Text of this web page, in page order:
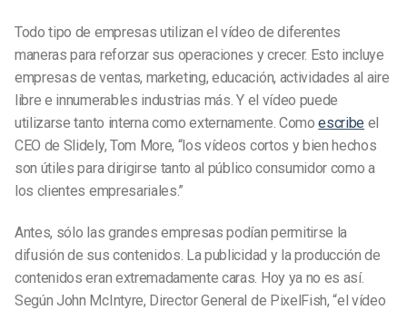
Todo tipo de empresas utilizan el vídeo de diferentes
maneras para reforzar sus operaciones y crecer. Esto incluye
empresas de ventas, marketing, educación, actividades al aire
libre e innumerables industrias más. Y el vídeo puede
utilizarse tanto interna como externamente. Comoescribe el
CEO de Slidely, Tom More, “los vídeos cortos y bien hechos
son útiles para dirigirse tanto al público consumidor como a
los clientes empresariales.”
Antes, sólo las grandes empresas podían permitirse la
difusión de sus contenidos. La publicidad y la producción de
contenidos eran extremadamente caras. Hoy ya no es así.
Según John McIntyre, Director General de PixelFish, “el vídeo